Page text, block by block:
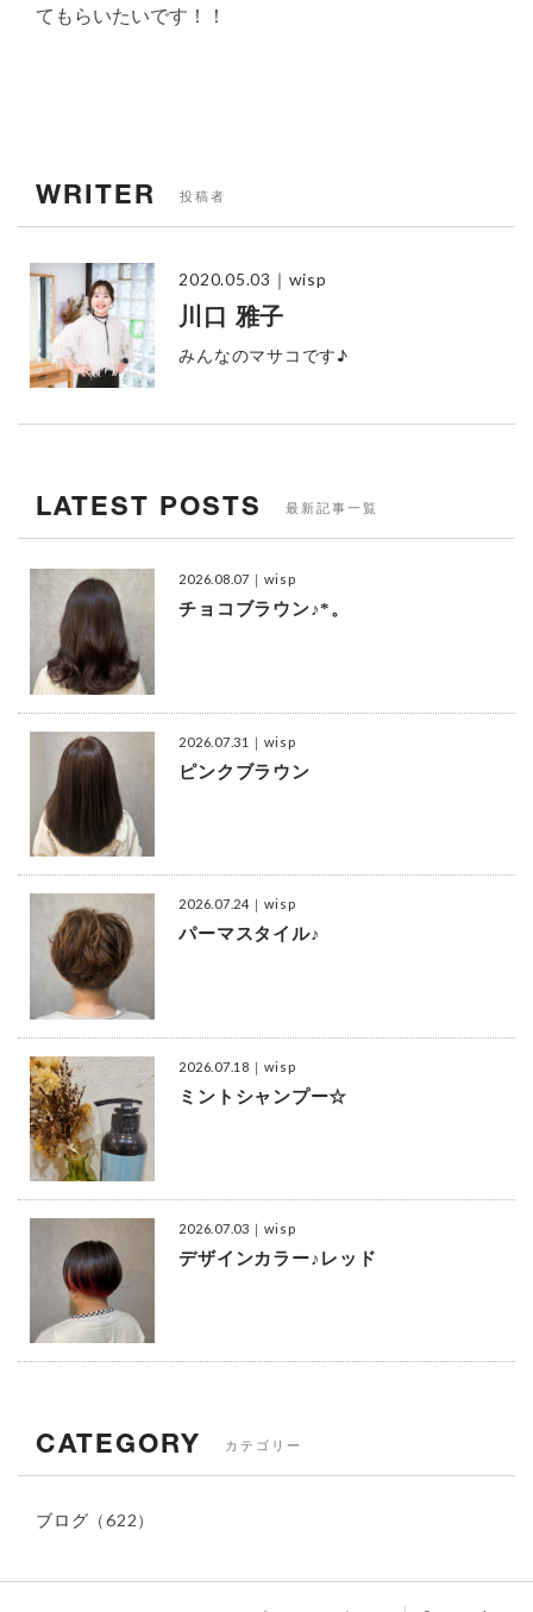
てもらいたいです！！
WRITER 投稿者
2020.05.03 ｜wisp
川口 雅子
みんなのマサコです♪
LATEST POSTS 最新記事一覧
2026.08.07 ｜wisp
チョコブラウン♪*。
2026.07.31 ｜wisp
ピンクブラウン
2026.07.24 ｜wisp
パーマスタイル♪
2026.07.18 ｜wisp
ミントシャンプー☆
2026.07.03 ｜wisp
デザインカラー♪レッド
CATEGORY カテゴリー
ブログ （622）